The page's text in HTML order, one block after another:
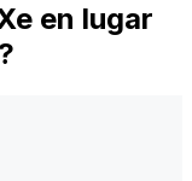
en lugar